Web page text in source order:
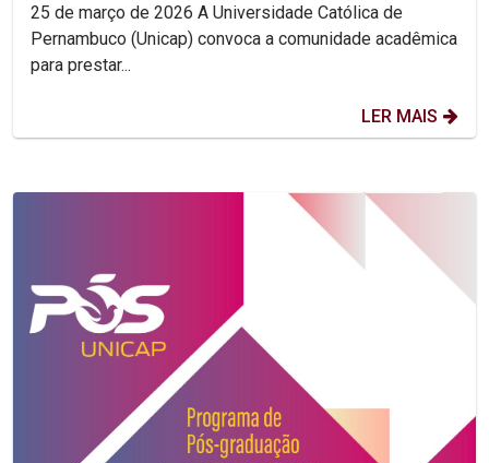
25 de março de 2026 A Universidade Católica de
Pernambuco (Unicap) convoca a comunidade acadêmica
para prestar...
LER MAIS